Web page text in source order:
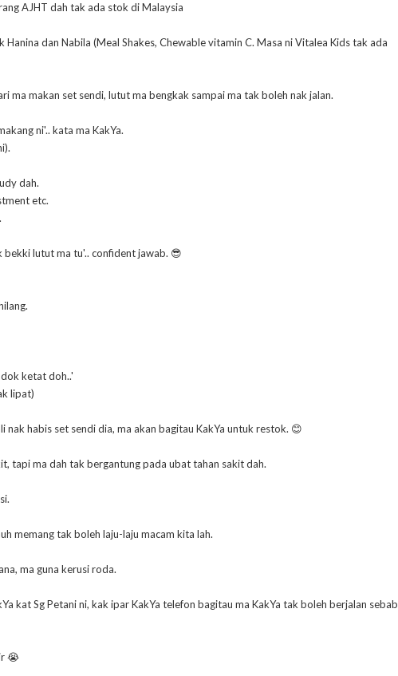
AJHT dah tak ada stok di Malaysia
Hanina dan Nabila (Meal Shakes, Chewable vitamin C. Masa ni Vitalea Kids tak ada
ma makan set sendi, lutut ma bengkak sampai ma tak boleh nak jalan.
ni'.. kata ma KakYa.
dah.
etc.
bekki lutut ma tu'.. confident jawab. 😎
ketat doh..'
lipat)
nak habis set sendi dia, ma akan bagitau KakYa untuk restok. 😊
tapi ma dah tak bergantung pada ubat tahan sakit dah.
memang tak boleh laju-laju macam kita lah.
ma guna kerusi roda.
kat Sg Petani ni, kak ipar KakYa telefon bagitau ma KakYa tak boleh berjalan sebab
😭